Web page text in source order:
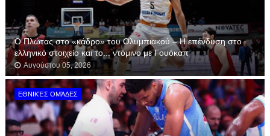
Ο Πλώτας στο «κάδρο» του Ολυμπιακού – Η επένδυση στο
ελληνικό στοιχείο και το... ντόμινο με Γουόκαπ
Αυγούστου 05, 2026
ΕΘΝΙΚΈΣ ΟΜΆΔΕΣ